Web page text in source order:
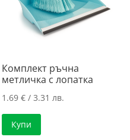
Комплект ръчна
метличка с лопатка
1.69€ / 3.31 лв.
Купи